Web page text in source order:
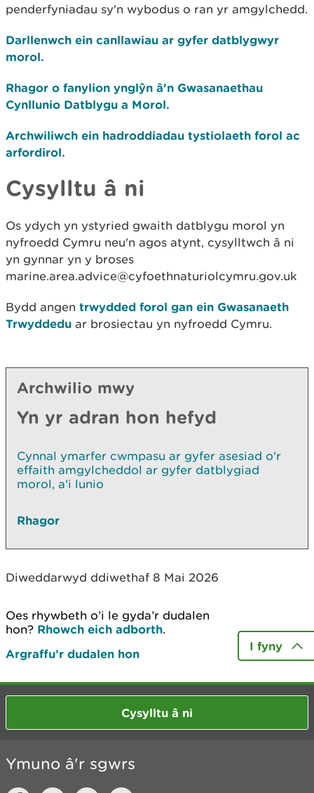
penderfyniadau sy'n wybodus o ran yr amgylchedd.
Darllenwch ein canllawiau ar gyfer datblygwyr
morol.
Rhagor o fanylion ynglŷn â'n Gwasanaethau
Cynllunio Datblygu a Morol.
Archwiliwch ein hadroddiadau tystiolaeth forol ac
arfordirol.
Cysylltu â ni
Os ydych yn ystyried gwaith datblygu morol yn
nyfroedd Cymru neu'n agos atynt, cysylltwch â ni
yn gynnar yn y broses
marine.area.advice@cyfoethnaturiolcymru.gov.uk
Bydd angen trwydded forol gan ein Gwasanaeth
Trwyddedu ar brosiectau yn nyfroedd Cymru.
Archwilio mwy
Yn yr adran hon hefyd
Cynnal ymarfer cwmpasu ar gyfer asesiad o'r
effaith amgylcheddol ar gyfer datblygiad
morol, a'i lunio
Rhagor
Diweddarwyd ddiwethaf 8 Mai 2026
Oes rhywbeth o’i le gyda’r dudalen
hon? Rhowch eich adborth.
Argraffu’r dudalen hon
I fyny
Cysylltu â ni
Ymuno â'r sgwrs